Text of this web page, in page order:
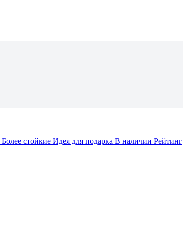
Более стойкие Идея для подарка В наличии Рейтинг